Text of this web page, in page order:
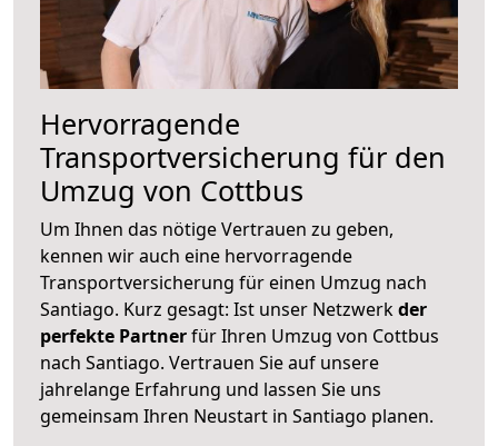
Hervorragende
Transportversicherung für den
Umzug von Cottbus
Um Ihnen das nötige Vertrauen zu geben,
kennen wir auch eine hervorragende
Transportversicherung für einen Umzug nach
Santiago. Kurz gesagt: Ist unser Netzwerkder
perfekte Partnerfür Ihren Umzug von Cottbus
nach Santiago. Vertrauen Sie auf unsere
jahrelange Erfahrung und lassen Sie uns
gemeinsam Ihren Neustart in Santiago planen.